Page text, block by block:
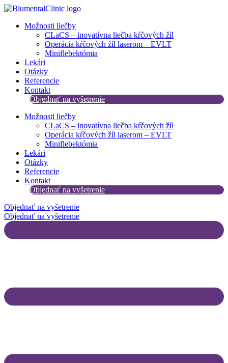
Preskočiť
obsah
Možnosti liečby
CLaCS – inovatívna liečba kŕčových žíl​
Operácia kŕčových žíl laserom – EVLT
Miniflebektómia
Lekári
Otázky
Referencie
Kontakt
Objednať na vyšetrenie
Možnosti liečby
CLaCS – inovatívna liečba kŕčových žíl​
Operácia kŕčových žíl laserom – EVLT
Miniflebektómia
Lekári
Otázky
Referencie
Kontakt
Objednať na vyšetrenie
Objednať na vyšetrenie
Objednať na vyšetrenie